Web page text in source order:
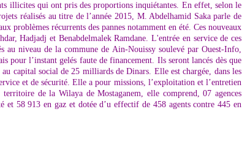
illicites qui ont pris des proportions inquiétantes. En effet, selon le
réalisés au titre de l’année 2015, M. Abdelhamid Saka parle de
problèmes récurrents des pannes notamment en été. Ces nouveaux
Hadjadj et Benabdelmalek Ramdane. L'entrée en service de ces
au niveau de la commune de Ain-Nouissy soulevé par Ouest-Info,
pour l’instant gelés faute de financement. Ils seront lancés dès que
capital social de 25 milliards de Dinars. Elle est chargée, dans les
et de sécurité. Elle a pour missions, l’exploitation et l’entretien
de la Wilaya de Mostaganem, elle comprend, 07 agences
et 58 913 en gaz et dotée d’u effectif de 458 agents contre 445 en